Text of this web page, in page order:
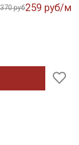
370 руб259 руб/м